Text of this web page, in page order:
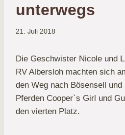
unterwegs
21. Juli 2018
Die Geschwister Nicole und
RV Albersloh machten sich
den Weg nach Bösensell
Pferden Cooper`s Girl und
den vierten Platz.